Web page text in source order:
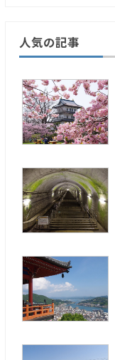
人気の記事